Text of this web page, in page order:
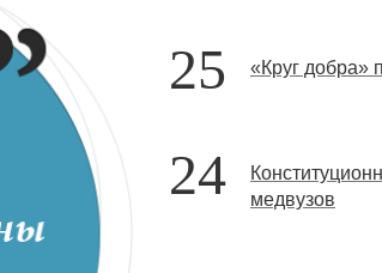
25 «Круг добра»
24
медвузов